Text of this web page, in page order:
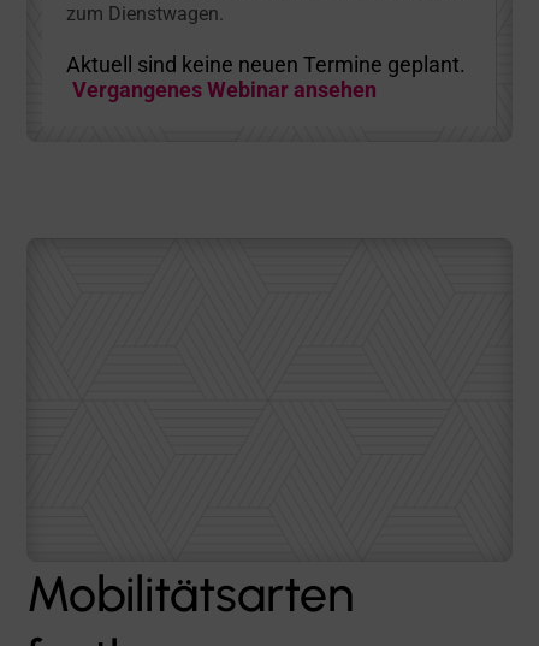
zum Dienstwagen.
Aktuell sind keine neuen Termine geplant.
Vergangenes Webinar ansehen
passende Lösungen gestalten, die sowohl den